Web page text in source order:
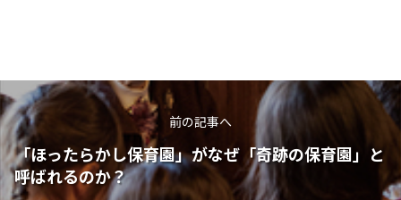
前の記事へ
「ほったらかし保育園」がなぜ「奇跡の保育園」と
呼ばれるのか？